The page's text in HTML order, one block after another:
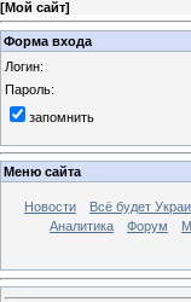
[Мой сайт]
Форма входа
Логин:
Пароль:
запомнить
Меню сайта
Новости Всё будет
Аналитика
Форум